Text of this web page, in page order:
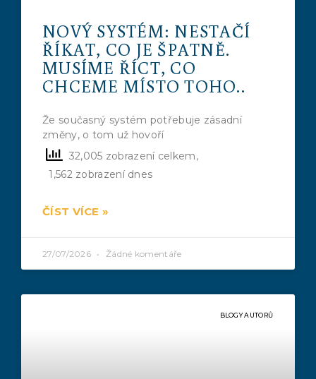
NOVÝ SYSTÉM: NESTAČÍ
ŘÍKAT, CO JE ŠPATNĚ.
MUSÍME ŘÍCT, CO
CHCEME MÍSTO TOHO..
Že současný systém potřebuje zásadní
změny, o tom už hovoří
32,005 zobrazení celkem,
1,562 zobrazení dnes
ČÍST VÍCE »
27/07/2026 Žádné komentáře
BLOGY AUTORŮ